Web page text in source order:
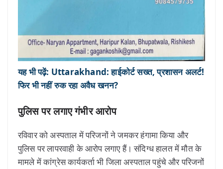
यह भी पढ़ें: Uttarakhand: हाईकोर्ट सख्त, प्रशासन अलर्ट!
फिर भी नहीं रुक रहा अवैध खनन?
पुलिस पर लगाए गंभीर आरोप
रविवार को अस्पताल में परिजनों ने जमकर हंगामा किया और
पुलिस पर लापरवाही के आरोप लगाए हैं। संदिग्ध हालत में मौत के
मामले में कांग्रेस कार्यकर्ता भी जिला अस्पताल पहुंचे और परिजनों